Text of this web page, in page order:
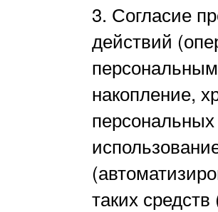
3. Согласие
действий
накопление,
таких